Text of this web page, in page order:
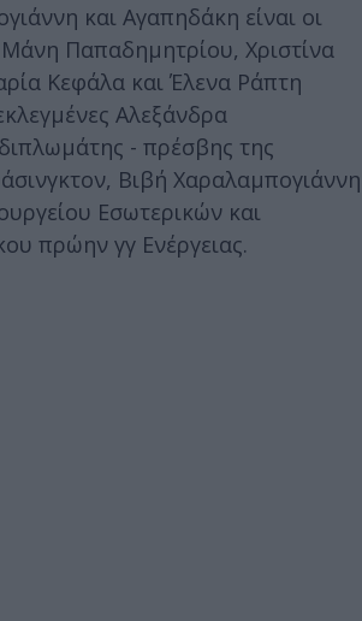
και Αγαπηδάκη είναι οι
Παπαδημητρίου, Χριστίνα
Κεφάλα και Έλενα Ράπτη
Αλεξάνδρα
- πρέσβης της
Βιβή Χαραλαμπογιάννη
Εσωτερικών και
πρώην γγ Ενέργειας.